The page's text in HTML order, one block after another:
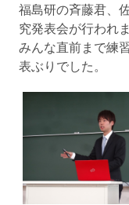
福島研の斉藤君、
究発表会が行われま
みんな直前まで練
表ぶりでした。